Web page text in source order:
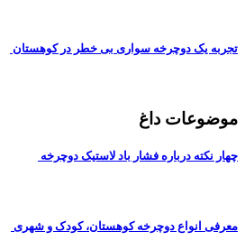
تجربه یک دوچرخه سواری بی خطر در کوهستان
موضوعات داغ
چهار نکته درباره فشار باد لاستیک دوچرخه
معرفی انواع دوچرخه کوهستان، کودک و شهری